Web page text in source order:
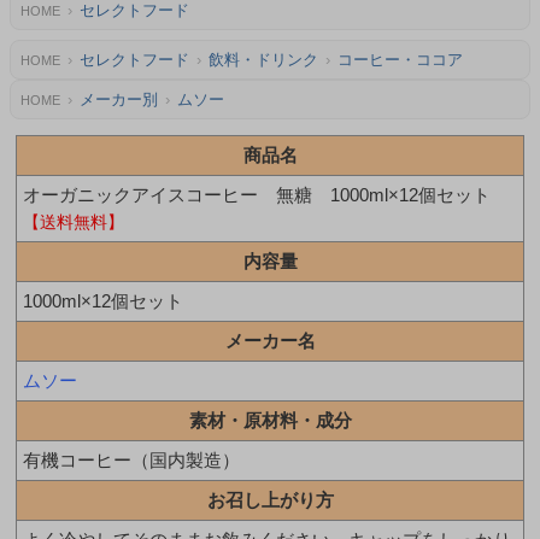
HOME セレクトフード
HOME セレクトフード 飲料・ドリンク コーヒー・ココア
HOME メーカー別 ムソー
商品名
オーガニックアイスコーヒー 無糖 1000ml×12個セット
【送料無料】
内容量
1000ml×12個セット
メーカー名
ムソー
素材・原材料・成分
有機コーヒー（国内製造）
お召し上がり方